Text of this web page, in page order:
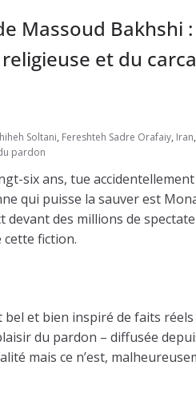
Massoud Bakhshi
et du
Soltani, Fereshteh Sadre Orafaiy, Iran,
pardon
six ans, tue
qui puisse la sauver est
des millions de
cette fiction.
et bien inspiré de faits
du pardon – diffusée
mais ce n’est,